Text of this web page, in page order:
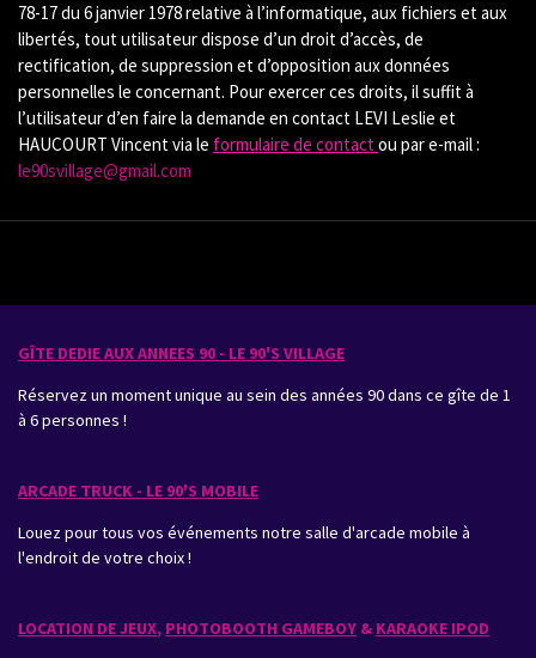
78-17 du 6 janvier 1978 relative à l’informatique, aux fichiers et aux
libertés, tout utilisateur dispose d’un droit d’accès, de
rectification, de suppression et d’opposition aux données
personnelles le concernant. Pour exercer ces droits, il suffit à
l’utilisateur d’en faire la demande en contact LEVI Leslie et
HAUCOURT Vincent via le formulaire de contactou par e-mail :
le90svillage@gmail.com
GÎTE DEDIE AUX ANNEES 90 - LE 90'S VILLAGE
Réservez un moment unique au sein des années 90 dans ce gîte de 1
à 6 personnes !
ARCADE TRUCK - LE 90'S MOBILE
Louez pour tous vos événements notre salle d'arcade mobile à
l'endroit de votre choix !
LOCATION DE JEUX, PHOTOBOOTH GAMEBOY & KARAOKE IPOD